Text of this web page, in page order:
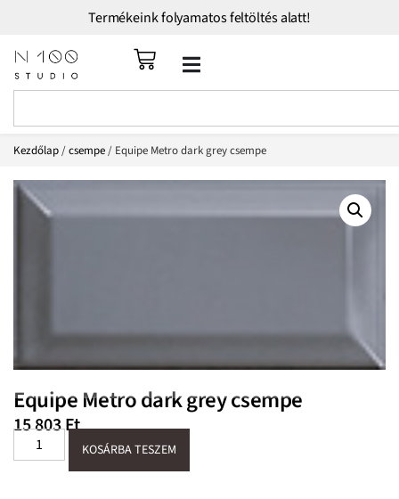
Termékeink folyamatos feltöltés alatt!
Kezdőlap/csempe/ Equipe Metro dark grey csempe
Equipe Metro dark grey csempe
15 803Ft
KOSÁRBA TESZEM